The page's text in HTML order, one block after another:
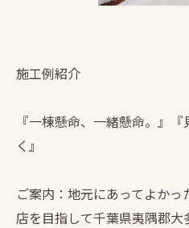
施工例紹介
『一棟懸命、一緒懸命。』
く』
ご案内：地元にあってよか
店を目指して千葉県夷隅郡